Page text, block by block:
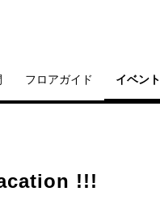
フロアガイド イベント
!!!